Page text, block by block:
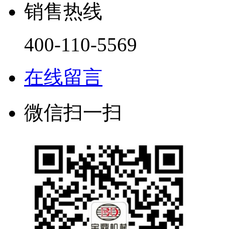
销售热线
400-110-5569
在线留言
微信扫一扫